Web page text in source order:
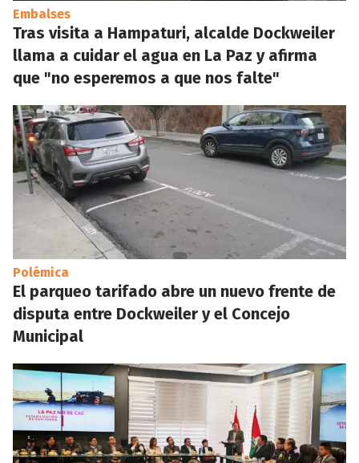
Embalses
Tras visita a Hampaturi, alcalde Dockweiler
llama a cuidar el agua en La Paz y afirma
que "no esperemos a que nos falte"
Polémica
El parqueo tarifado abre un nuevo frente de
disputa entre Dockweiler y el Concejo
Municipal